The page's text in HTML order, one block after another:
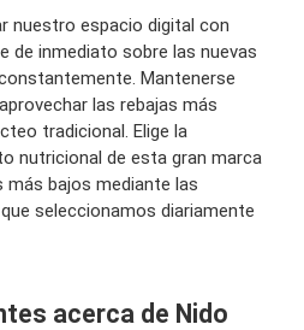
nuestro espacio digital con
de inmediato sobre las nuevas
Mantenerse
las rebajas más
tradicional. Elige la
nutricional de esta gran marca
bajos mediante las
seleccionamos diariamente
acerca de Nido